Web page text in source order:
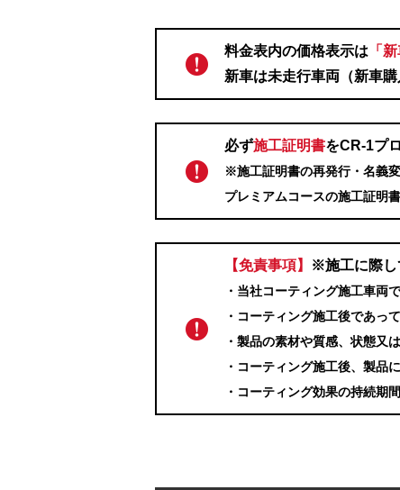
料金表内の価格表示は 「
新車は未走行車両（新車
必ず施工証明書をCR-1プ
※施工証明書の再発行・名義
プレミアムコースの施工証明
【免責事項】 ※施工に際し
・当社コーティング施工車両
・コーティング施工後であっ
・製品の素材や質感、状態又
・コーティング施工後、製品
・コーティング効果の持続期